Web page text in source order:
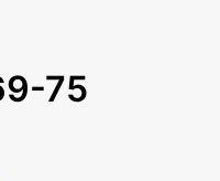
75